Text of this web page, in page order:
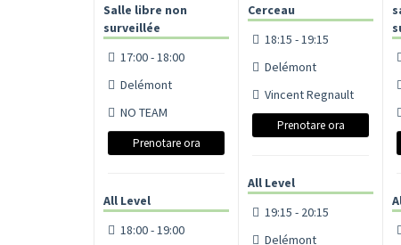
Salle libre non
surveillée
17:00 - 18:00
Delémont
NO TEAM
Prenotare ora
All Level
18:00 - 19:00
Cerceau
18:15 - 19:15
Delémont
Vincent Regnault
Prenotare ora
All Level
19:15 - 20:15
Delémont